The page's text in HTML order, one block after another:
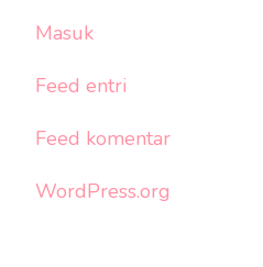
Masuk
Feed entri
Feed komentar
WordPress.org